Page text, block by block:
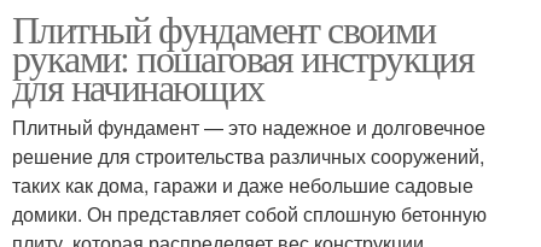
Плитный фундамент своими
руками: пошаговая инструкция
для начинающих
Плитный фундамент — это надежное и долговечное
решение для строительства различных сооружений,
таких как дома, гаражи и даже небольшие садовые
домики. Он представляет собой сплошную бетонную